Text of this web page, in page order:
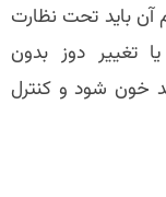
باید تحت نظارت
تغییر دوز بدون
خون شود و کنترل